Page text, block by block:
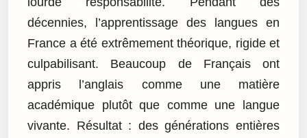
décennies, l’apprentissage des langues en
France a été extrêmement théorique, rigide et
culpabilisant. Beaucoup de Français ont
appris l’anglais comme une matière
académique plutôt que comme une langue
vivante. Résultat : des générations entières